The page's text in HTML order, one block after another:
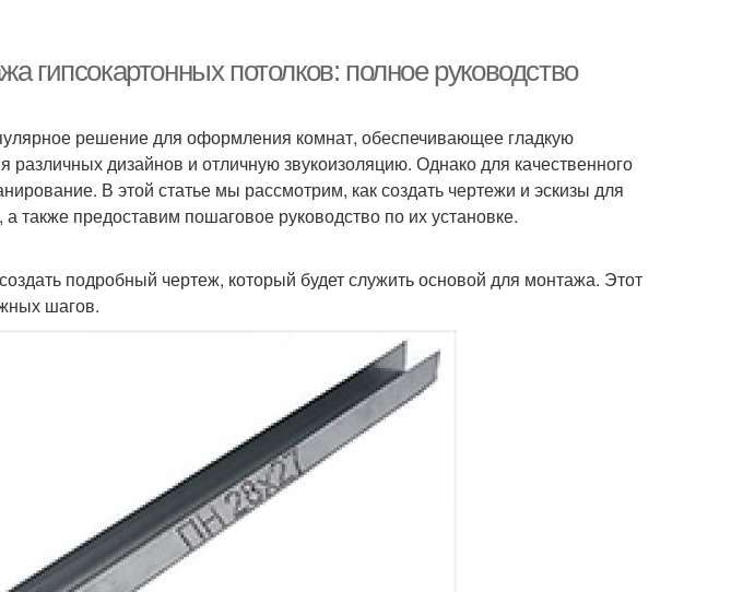
гипсокартонных потолков: полное руководство
решение для оформления комнат, обеспечивающее гладкую
различных дизайнов и отличную звукоизоляцию. Однако для качественного
В этой статье мы рассмотрим, как создать чертежи и эскизы для
также предоставим пошаговое руководство по их установке.
подробный чертеж, который будет служить основой для монтажа. Этот
шагов.